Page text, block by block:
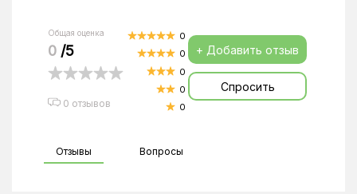
Общая оценка
0 /5
0 отзывов
0
0
0
0
0
+ Добавить отзыв
Спросить
Отзывы Вопросы